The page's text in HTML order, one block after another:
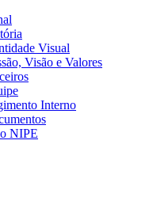
Visual
Visão e Valores
Interno
NIPE